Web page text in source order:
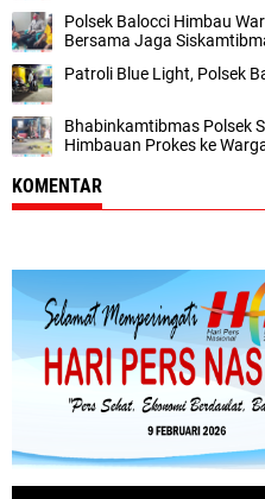
Polsek Balocci Himbau
Bersama Jaga
Patroli Blue Light, Polsek
Bhabinkamtibmas Polsek
Himbauan Prokes ke
KOMENTAR